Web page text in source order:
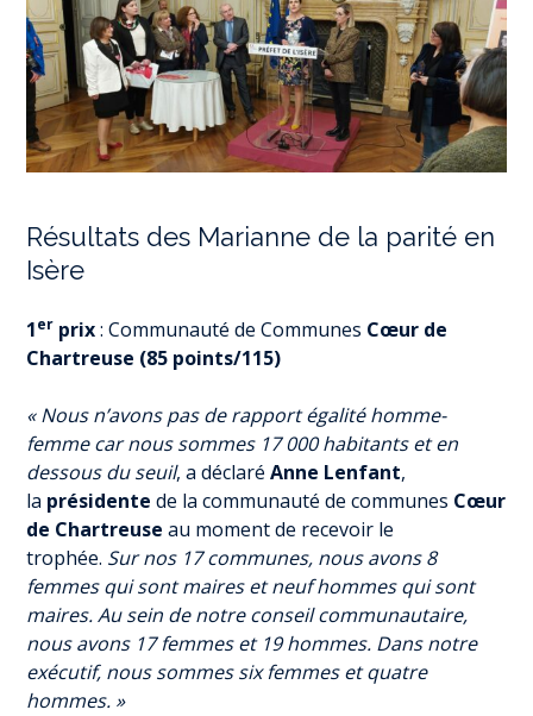
Résultats des Marianne de la parité en
Isère
1er prix: Communauté de Communes Cœur de
Chartreuse (85 points/115)
« Nous n’avons pas de rapport égalité homme-
femme car nous sommes 17 000 habitants et en
dessous du seuil, a déclaréAnne Lenfant,
la présidentede la communauté de communes Cœur
de Chartreuseau moment de recevoir le
trophée. Sur nos 17 communes, nous avons 8
femmes qui sont maires et neuf hommes qui sont
maires. Au sein de notre conseil communautaire,
nous avons 17 femmes et 19 hommes. Dans notre
exécutif, nous sommes six femmes et quatre
hommes. »